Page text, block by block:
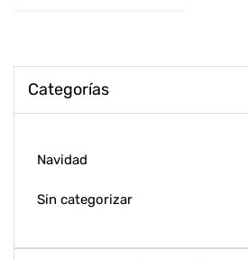
Categorías
Navidad
Sin categorizar